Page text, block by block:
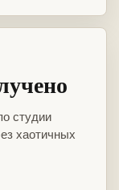
студии
хаотичных